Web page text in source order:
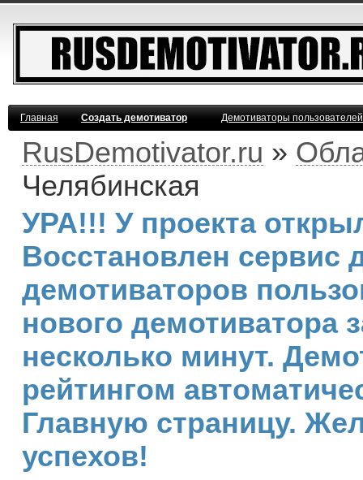
Главная Создать демотиватор Демотиваторы
RusDemotivator.ru »
Челябинская
УРА!!! У проекта
Восстановлен сервис
демотиваторов
нового демотиватора
несколько минут.
рейтингом
Главную страницу.
успехов!